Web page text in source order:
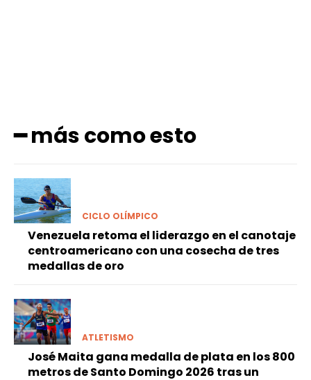
━ más como esto
CICLO OLÍMPICO
Venezuela retoma el liderazgo en el canotaje
centroamericano con una cosecha de tres
medallas de oro
ATLETISMO
José Maita gana medalla de plata en los 800
metros de Santo Domingo 2026 tras un